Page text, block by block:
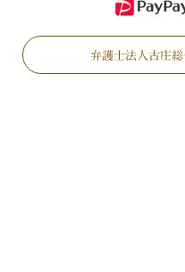
弁護士法人古庄